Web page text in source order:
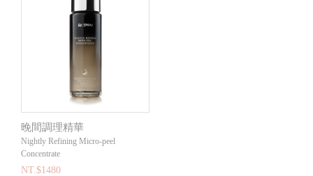
晚間調理精華
Nightly Refining Micro-peel
Concentrate
NT.$1480